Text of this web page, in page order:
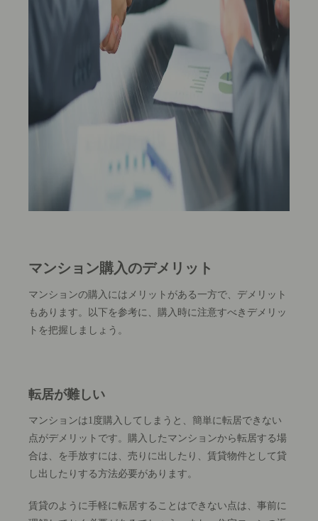
マンション購入のデメリット
マンションの購入にはメリットがある一方で、デメリット
もあります。以下を参考に、購入時に注意すべきデメリッ
トを把握しましょう。
転居が難しい
マンションは1度購入してしまうと、簡単に転居できない
点がデメリットです。購入したマンションから転居する場
合は、を手放すには、売りに出したり、賃貸物件として貸
し出したりする方法必要があります。
賃貸のように手軽に転居することはできない点は、事前に